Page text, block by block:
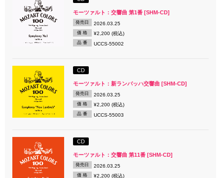
モーツァルト：交響曲 第1番 [SHM-CD]
発売日 2026.03.25
価 格 ¥2,200 (税込)
品 番 UCCS-55002
CD
モーツァルト：新ランバッハ交響曲 [SHM-CD]
発売日 2026.03.25
価 格 ¥2,200 (税込)
品 番 UCCS-55003
CD
モーツァルト：交響曲 第11番 [SHM-CD]
発売日 2026.03.25
価 格 ¥2,200 (税込)